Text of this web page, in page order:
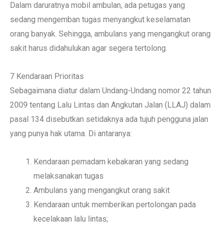
Dalam daruratnya mobil ambulan, ada petugas yang
sedang mengemban tugas menyangkut keselamatan
orang banyak. Sehingga, ambulans yang mengangkut orang
sakit harus didahulukan agar segera tertolong.
7 Kendaraan Prioritas
Sebagaimana diatur dalam Undang-Undang nomor 22 tahun
2009 tentang Lalu Lintas dan Angkutan Jalan (LLAJ) dalam
pasal 134 disebutkan setidaknya ada tujuh pengguna jalan
yang punya hak utama. Di antaranya:
Kendaraan pemadam kebakaran yang sedang
melaksanakan tugas
Ambulans yang mengangkut orang sakit
Kendaraan untuk memberikan pertolongan pada
kecelakaan lalu lintas;